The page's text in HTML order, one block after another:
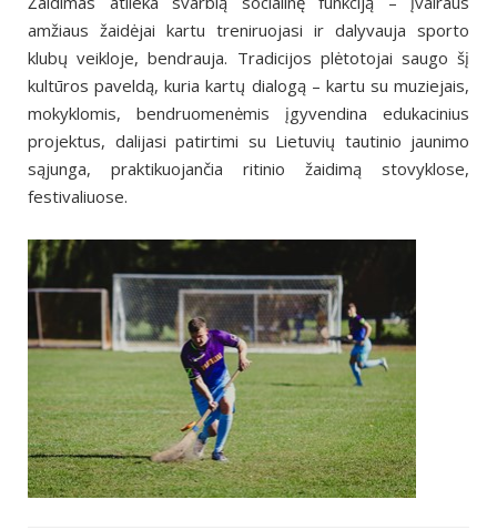
amžiaus žaidėjai kartu treniruojasi ir dalyvauja sporto
klubų veikloje, bendrauja. Tradicijos plėtotojai saugo šį
kultūros paveldą, kuria kartų dialogą – kartu su muziejais,
mokyklomis, bendruomenėmis įgyvendina edukacinius
projektus, dalijasi patirtimi su Lietuvių tautinio jaunimo
sąjunga, praktikuojančia ritinio žaidimą stovyklose,
festivaliuose.